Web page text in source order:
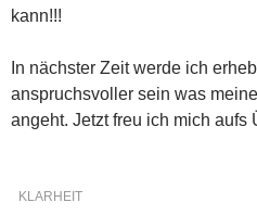
kann!!!
In nächster Zeit werde ich
anspruchsvoller sein was
angeht. Jetzt freu ich mich aufs
KLARHEIT